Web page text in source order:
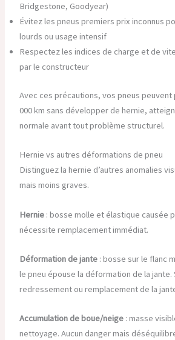
Bridgestone, Goodyear)
Évitez les pneus premiers prix inconnus
lourds ou usage intensif
Respectez les indices de charge et de
par le constructeur
Avec ces précautions, vos pneus peuvent
000 km sans développer de hernie,
normale avant tout problème structurel.
Hernie vs autres déformations de pneu
Distinguez la hernie d’autres anomalies
mais moins graves.
Hernie: bosse molle et élastique causée
nécessite remplacement immédiat.
Déformation de jante: bosse sur le flanc
le pneu épouse la déformation de la jante.
redressement ou remplacement de la
Accumulation de boue/neige: masse
nettoyage. Aucun danger mais